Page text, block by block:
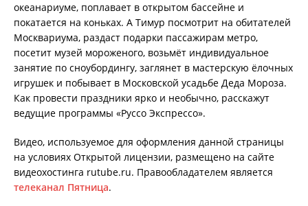
океанариуме, поплавает в открытом бассейне и
покатается на коньках. А Тимур посмотрит на обитателей
Москвариума, раздаст подарки пассажирам метро,
посетит музей мороженого, возьмёт индивидуальное
занятие по сноубордингу, заглянет в мастерскую ёлочных
игрушек и побывает в Московской усадьбе Деда Мороза.
Как провести праздники ярко и необычно, расскажут
ведущие программы «Руссо Экспрессо».
Видео, используемое для оформления данной страницы
на условиях Открытой лицензии, размещено на сайте
видеохостинга rutube.ru. Правообладателем является
телеканал Пятница.